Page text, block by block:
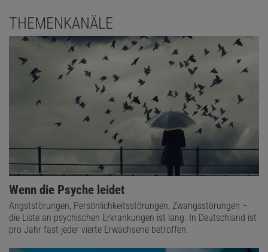
THEMENKANÄLE
Wenn die Psyche leidet
Angststörungen, Persönlichkeitsstörungen, Zwangsstörungen –
die Liste an psychischen Erkrankungen ist lang. In Deutschland ist
pro Jahr fast jeder vierte Erwachsene betroffen.